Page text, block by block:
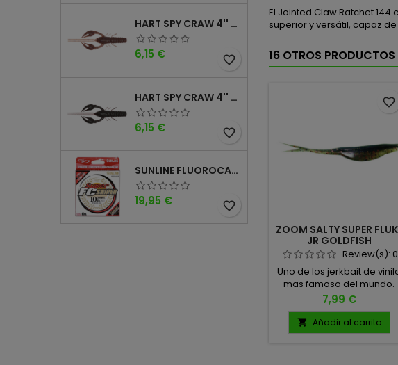
HART SPY CRAW 4'' CINNAMON PURPLE
Precio
6,15 € favorite_border
HART SPY CRAW 4'' PLUM EMERALD
Precio
6,15 € favorite_border
SUNLINE FLUOROCARBONO 100% SUPER FC SNIPER 200 YD - 182 M
Precio
19,95 € favorite_border
El Jointed Claw Ratchet
superior y versátil, capaz
16 OTROS
ZOOM SALTY SUPER
JR GOLDFISH
Review(s): 0
Uno de los jerkbait de
mas famoso del mundo.
Medida:4" 10,6 cm Cantidad:
10 unidades por bolsa
Precio
7,99 €
 Añadir al carrito
favorite_border